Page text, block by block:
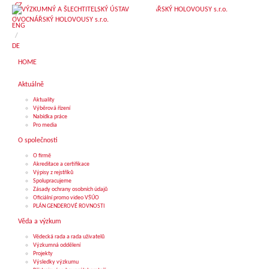
CZ
/
ENG
/
DE
HOME
Aktuálně
Aktuality
Výběrová řízení
Nabídka práce
Pro media
O společnosti
O firmě
Akreditace a certifikace
Výpisy z rejstříků
Spolupracujeme
Zásady ochrany osobních údajů
Oficiální promo video VŠÚO
PLÁN GENDEROVÉ ROVNOSTI
Věda a výzkum
Vědecká rada a rada uživatelů
Výzkumná oddělení
Projekty
Výsledky výzkumu
CZ
/
ENG
/
DE
HOME
Aktuálně
Aktuality
Výběrová řízení
Nabídka práce
Pro media
O společnosti
O firmě
Akreditace a certifikace
Výpisy z rejstříků
Spolupracujeme
Zásady ochrany osobních údajů
Oficiální promo video VŠÚO
PLÁN GENDEROVÉ ROVNOSTI
Věda a výzkum
Vědecká rada a rada uživatelů
Výzkumná oddělení
Projekty
Výsledky výzkumu